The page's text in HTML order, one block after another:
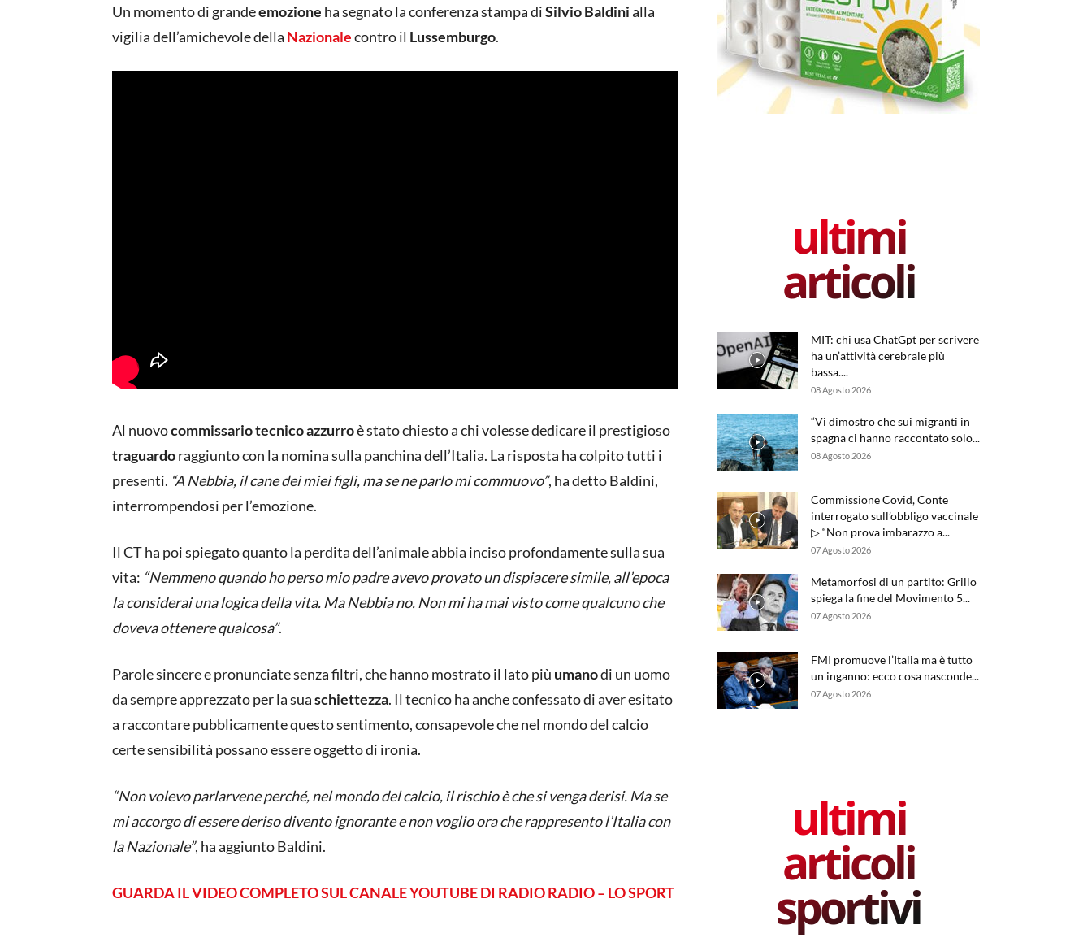
Un momento di grandeemozione ha segnato la conferenza stampa diSilvio Baldinialla
vigilia dell’amichevole della Nazionalecontro il Lussemburgo.
Al nuovocommissario tecnico azzurroè stato chiesto a chi volesse dedicare il prestigioso
traguardoraggiunto con la nomina sulla panchina dell’Italia. La risposta ha colpito tutti i
presenti. “A Nebbia, il cane dei miei figli, ma se ne parlo mi commuovo”, ha detto Baldini,
interrompendosi per l’emozione.
Il CT ha poi spiegato quanto la perdita dell’animale abbia inciso profondamente sulla sua
vita: “Nemmeno quando ho perso mio padre avevo provato un dispiacere simile, all’epoca
la considerai una logica della vita. Ma Nebbia no. Non mi ha mai visto come qualcuno che
doveva ottenere qualcosa”.
Parole sincere e pronunciate senza filtri, che hanno mostrato il lato più umanodi un uomo
da sempre apprezzato per la suaschiettezza. Il tecnico ha anche confessato di aver esitato
a raccontare pubblicamente questo sentimento, consapevole che nel mondo del calcio
certe sensibilità possano essere oggetto di ironia.
“Non volevo parlarvene perché, nel mondo del calcio, il rischio è che si venga derisi. Ma se
mi accorgo di essere deriso divento ignorante e non voglio ora che rappresento l’Italia con
la Nazionale”, ha aggiunto Baldini.
GUARDA IL VIDEO COMPLETO SUL CANALE YOUTUBE DI RADIO RADIO – LO SPORT
ultimi
articoli
MIT: chi usa ChatGpt per scrivere
ha un’attività cerebrale più
bassa....
08 Agosto 2026
“Vi dimostro che sui migranti in
spagna ci hanno raccontato solo...
08 Agosto 2026
Commissione Covid, Conte
interrogato sull’obbligo vaccinale
▷ “Non prova imbarazzo a...
07 Agosto 2026
Metamorfosi di un partito: Grillo
spiega la fine del Movimento 5...
07 Agosto 2026
FMI promuove l’Italia ma è tutto
un inganno: ecco cosa nasconde...
07 Agosto 2026
ultimi
articoli
sportivi